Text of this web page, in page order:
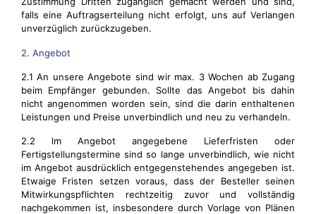
falls eine Auftragserteilung nicht erfolgt, uns auf Verlangen
unverzüglich zurückzugeben.
2. Angebot
2.1 An unsere Angebote sind wir max. 3 Wochen ab Zugang
beim Empfänger gebunden. Sollte das Angebot bis dahin
nicht angenommen worden sein, sind die darin enthaltenen
Leistungen und Preise unverbindlich und neu zu verhandeln.
2.2 lm Angebot angegebene Lieferfristen oder
Fertigstellungstermine sind so lange unverbindlich, wie nicht
im Angebot ausdrücklich entgegenstehendes angegeben ist.
Etwaige Fristen setzen voraus, dass der Besteller seinen
Mitwirkungspflichten rechtzeitig zuvor und vollständig
nachgekommen ist, insbesondere durch Vorlage von Plänen